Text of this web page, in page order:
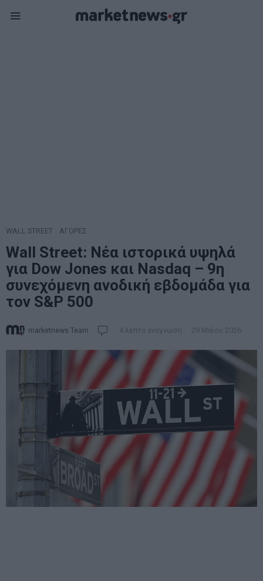
WALL STREET ΑΓΟΡΕΣ
Wall Street: Νέα ιστορικά υψηλά
για Dow Jones και Nasdaq – 9η
συνεχόμενη ανοδική εβδομάδα για
τον S&P 500
marketnews Team 4 λεπτά ανάγνωση 29 Μαΐου 2026